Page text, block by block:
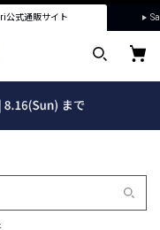
公式通販サイト